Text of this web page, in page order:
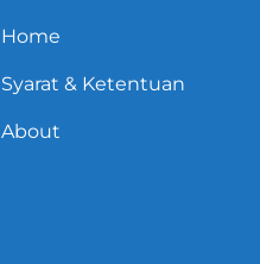
Home
Syarat & Ketentuan
About